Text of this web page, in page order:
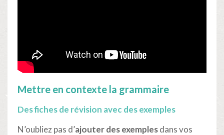
Mettre en contexte la grammaire
Des fiches de révision avec des exemples
N’oubliez pas d’ajouter des exemplesdans vos